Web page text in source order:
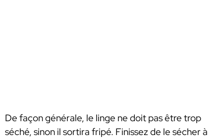
De façon générale, le linge ne doit pas être trop
séché, sinon il sortira fripé. Finissez de le sécher à